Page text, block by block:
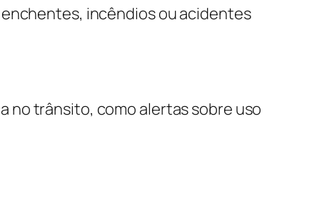
incêndios ou acidentes
no trânsito, como alertas sobre uso